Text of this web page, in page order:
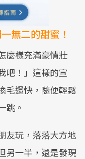
無二的甜蜜！
麼樣充滿豪情壯
吧！」這樣的宣
毛還快，隨便輕鬆
跳。
友玩，落落大方地
另一半，還是發現